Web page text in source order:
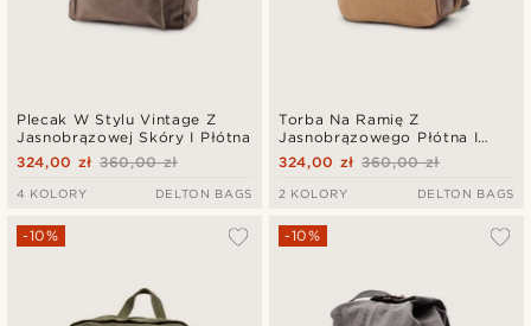
Plecak W Stylu Vintage Z
Jasnobrązowej Skóry I Płótna
360,00 zł
324,00 zł
4 KOLORY DELTON BAGS
Torba Na Ramię Z
Jasnobrązowego Płótna I
Brązowej Skóry360,00 zł
324,00 zł
2 KOLORY DELTON BAGS
-10% -10%